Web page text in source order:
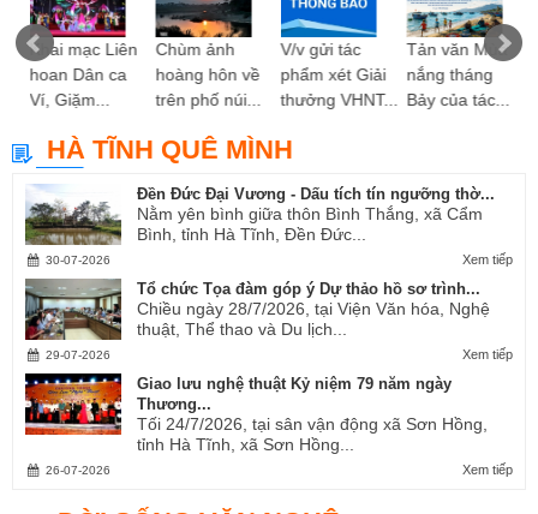
Khai mạc Liên
hoan Dân ca
Ví, Giặm...
Chùm ảnh
hoàng hôn về
trên phố núi...
V/v gửi tác
phẩm xét Giải
thưởng VHNT...
Tản văn Mùa
nắng tháng
Bảy của tác...
HÀ TĨNH QUÊ MÌNH
Đền Đức Đại Vương - Dấu tích tín ngưỡng thờ...
Nằm yên bình giữa thôn Bình Thắng, xã Cẩm
Bình, tỉnh Hà Tĩnh, Đền Đức...
Xem tiếp
30-07-2026
Tổ chức Tọa đàm góp ý Dự thảo hồ sơ trình...
Chiều ngày 28/7/2026, tại Viện Văn hóa, Nghệ
thuật, Thể thao và Du lịch...
Xem tiếp
29-07-2026
Giao lưu nghệ thuật Kỷ niệm 79 năm ngày
Thương...
Tối 24/7/2026, tại sân vận động xã Sơn Hồng,
tỉnh Hà Tĩnh, xã Sơn Hồng...
Xem tiếp
26-07-2026